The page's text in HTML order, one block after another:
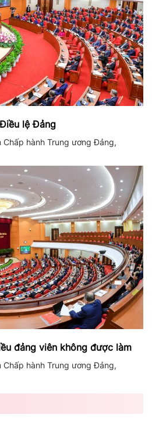
lệ Đảng
Chấp hành Trung ương Đảng,
đảng viên không được làm
Chấp hành Trung ương Đảng,